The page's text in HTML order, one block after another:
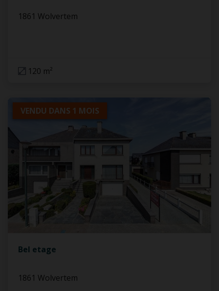
1861 Wolvertem
120 m²
VENDU DANS 1 MOIS
Bel etage
1861 Wolvertem